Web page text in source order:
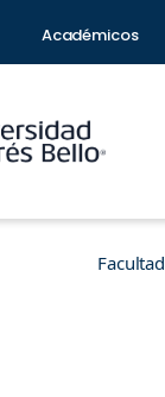
Académicos
Facultad